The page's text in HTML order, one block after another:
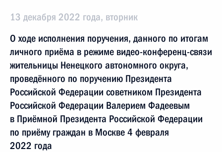
13 декабря 2022 года, вторник
О ходе исполнения поручения, данного по итогам
личного приёма в режиме видео-конференц-связи
жительницы Ненецкого автономного округа,
проведённого по поручению Президента
Российской Федерации советником Президента
Российской Федерации Валерием Фадеевым
в Приёмной Президента Российской Федерации
по приёму граждан в Москве 4 февраля
2022 года